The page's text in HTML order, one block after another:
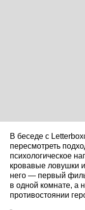
В беседе с
пересмотреть
психологическое
кровавые ловушки
него — первый
в одной комнате, а
противостоянии